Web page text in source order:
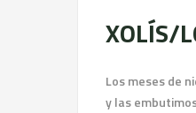
XOLÍS/
Los meses de
y las